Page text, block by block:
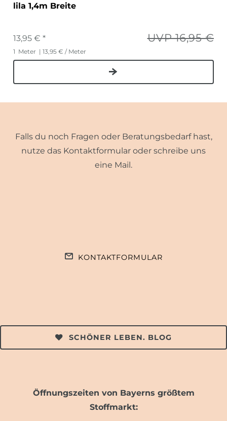
lila 1,4m Breite
UVP 16,95 €
13,95 € *
1 Meter | 13,95 € / Meter
Falls du noch Fragen oder Beratungsbedarf hast,
nutze das Kontaktformular oder schreibe uns
eine Mail.
KONTAKTFORMULAR
SCHÖNER LEBEN. BLOG
Öffnungszeiten von Bayerns größtem
Stoffmarkt: